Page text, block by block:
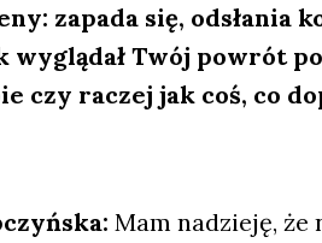
zapa­da się, odsła­nia
wyglą­dałTwój powrót
czy raczej jak coś, co
Mam nadzie­ję, że